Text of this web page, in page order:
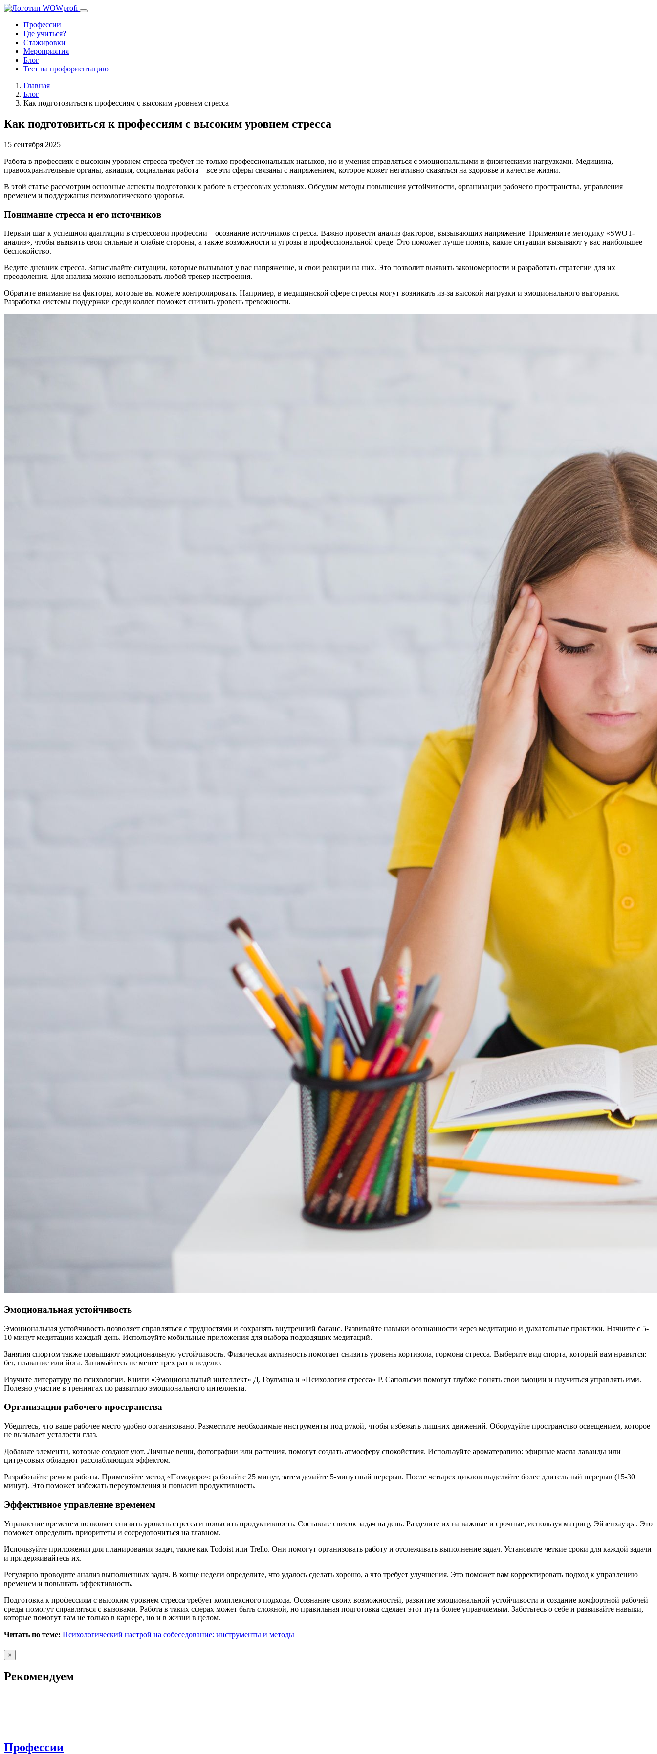
Профессии
Где учиться?
Стажировки
Мероприятия
Блог
Тест на профориентацию
Главная
Блог
Как подготовиться к профессиям с высоким уровнем стресса
Как подготовиться к профессиям с высоким уровнем стресса
15 сентября 2025
Работа в профессиях с высоким уровнем стресса требует не только профессиональных навыков, но и умения справляться с эмоциональными и физическими нагрузками. Медицина,
правоохранительные органы, авиация, социальная работа – все эти сферы связаны с напряжением, которое может негативно сказаться на здоровье и качестве жизни.
В этой статье рассмотрим основные аспекты подготовки к работе в стрессовых условиях. Обсудим методы повышения устойчивости, организации рабочего пространства, управления
временем и поддержания психологического здоровья.
Понимание стресса и его источников
Первый шаг к успешной адаптации в стрессовой профессии – осознание источников стресса. Важно провести анализ факторов, вызывающих напряжение. Применяйте методику «SWOT-
анализ», чтобы выявить свои сильные и слабые стороны, а также возможности и угрозы в профессиональной среде. Это поможет лучше понять, какие ситуации вызывают у вас наибольшее
беспокойство.
Ведите дневник стресса. Записывайте ситуации, которые вызывают у вас напряжение, и свои реакции на них. Это позволит выявить закономерности и разработать стратегии для их
преодоления. Для анализа можно использовать любой трекер настроения.
Обратите внимание на факторы, которые вы можете контролировать. Например, в медицинской сфере стрессы могут возникать из-за высокой нагрузки и эмоционального выгорания.
Разработка системы поддержки среди коллег поможет снизить уровень тревожности.
Эмоциональная устойчивость
Эмоциональная устойчивость позволяет справляться с трудностями и сохранять внутренний баланс. Развивайте навыки осознанности через медитацию и дыхательные практики. Начните с 5-
10 минут медитации каждый день. Используйте мобильные приложения для выбора подходящих медитаций.
Занятия спортом также повышают эмоциональную устойчивость. Физическая активность помогает снизить уровень кортизола, гормона стресса. Выберите вид спорта, который вам нравится:
бег, плавание или йога. Занимайтесь не менее трех раз в неделю.
Изучите литературу по психологии. Книги «Эмоциональный интеллект» Д. Гоулмана и «Психология стресса» Р. Сапольски помогут глубже понять свои эмоции и научиться управлять ими.
Полезно участие в тренингах по развитию эмоционального интеллекта.
Организация рабочего пространства
Убедитесь, что ваше рабочее место удобно организовано. Разместите необходимые инструменты под рукой, чтобы избежать лишних движений. Оборудуйте пространство освещением, которое
не вызывает усталости глаз.
Добавьте элементы, которые создают уют. Личные вещи, фотографии или растения, помогут создать атмосферу спокойствия. Используйте ароматерапию: эфирные масла лаванды или
цитрусовых обладают расслабляющим эффектом.
Разработайте режим работы. Применяйте метод «Помодоро»: работайте 25 минут, затем делайте 5-минутный перерыв. После четырех циклов выделяйте более длительный перерыв (15-30
минут). Это поможет избежать переутомления и повысит продуктивность.
Эффективное управление временем
Управление временем позволяет снизить уровень стресса и повысить продуктивность. Составьте список задач на день. Разделите их на важные и срочные, используя матрицу Эйзенхауэра. Это
поможет определить приоритеты и сосредоточиться на главном.
Используйте приложения для планирования задач, такие как Todoist или Trello. Они помогут организовать работу и отслеживать выполнение задач. Установите четкие сроки для каждой задачи
и придерживайтесь их.
Регулярно проводите анализ выполненных задач. В конце недели определите, что удалось сделать хорошо, а что требует улучшения. Это поможет вам корректировать подход к управлению
временем и повышать эффективность.
Подготовка к профессиям с высоким уровнем стресса требует комплексного подхода. Осознание своих возможностей, развитие эмоциональной устойчивости и создание комфортной рабочей
среды помогут справляться с вызовами. Работа в таких сферах может быть сложной, но правильная подготовка сделает этот путь более управляемым. Заботьтесь о себе и развивайте навыки,
которые помогут вам не только в карьере, но и в жизни в целом.
Читать по теме: Психологический настрой на собеседование: инструменты и методы
×
Рекомендуем
Профессии